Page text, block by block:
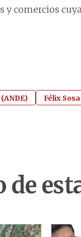
y comercios
Félix Sosa